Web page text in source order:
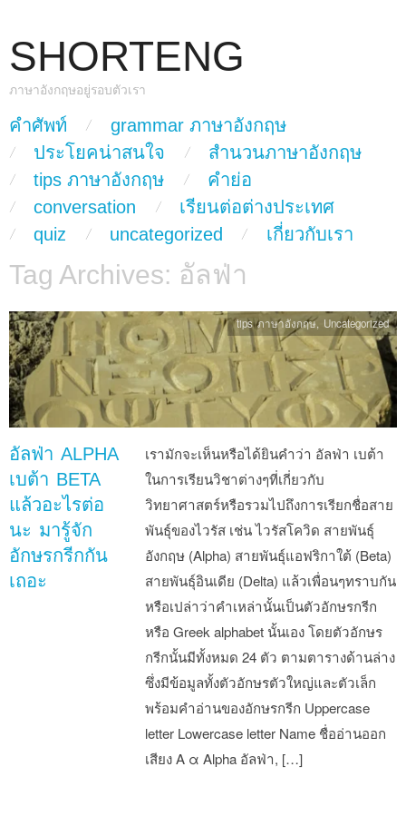
SHORTENG
ภาษาอังกฤษอยู่รอบตัวเรา
Main Menu
skip to content
คำศัพท์
grammar ภาษาอังกฤษ
ประโยคน่าสนใจ
สำนวนภาษาอังกฤษ
tips ภาษาอังกฤษ
คำย่อ
conversation
เรียนต่อต่างประเทศ
quiz
uncategorized เกี่ยวกับเรา
Tag Archives: อัลฟ่า
อัลฟ่า ALPHA
เบต้า BETA
แล้วอะไรต่อ
นะ มารู้จัก
อักษรกรีกกัน
เถอะ
เรามักจะเห็นหรือได้ยินคำว่า อัลฟ่า เบต้า
ในการเรียนวิชาต่างๆที่เกี่ยวกับ
วิทยาศาสตร์หรือรวมไปถึงการเรียกชื่อสาย
พันธุ์ของไวรัส เช่น ไวรัสโควิด สายพันธุ์
อังกฤษ (Alpha) สายพันธุ์แอฟริกาใต้ (Beta)
สายพันธุ์อินเดีย (Delta) แล้วเพื่อนๆทราบกัน
หรือเปล่าว่าคำเหล่านั้นเป็นตัวอักษรกรีก
หรือ Greek alphabet นั้นเอง โดยตัวอักษร
กรีกนั้นมีทั้งหมด 24 ตัว ตามตารางด้านล่าง
ซึ่งมีข้อมูลทั้งตัวอักษรตัวใหญ่และตัวเล็ก
พร้อมคำอ่านของอักษรกรีก Uppercase
letter Lowercase letter Name ชื่ออ่านออก
เสียง Α α Alpha อัลฟ่า, […]
tips ภาษาอังกฤษ, Uncategorized